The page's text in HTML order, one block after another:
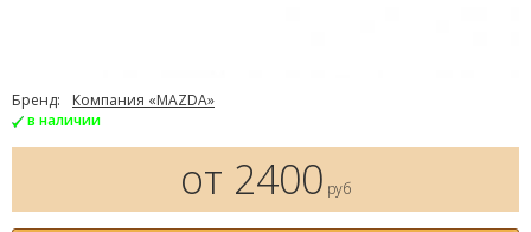
Бренд:
Компания «MAZDA»
в наличии
от 2400 руб